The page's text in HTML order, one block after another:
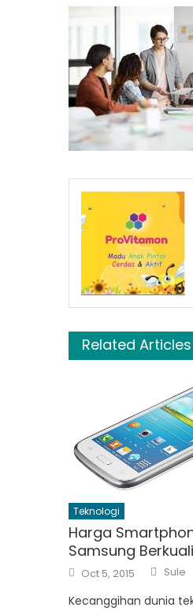
Related Articles
Teknologi
Harga
Samsung
Posted
on
Oct 5, 2015 Author
Sule
Kecanggihan dunia